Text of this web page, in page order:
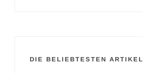
DIE BELIEBTESTEN ARTIKEL